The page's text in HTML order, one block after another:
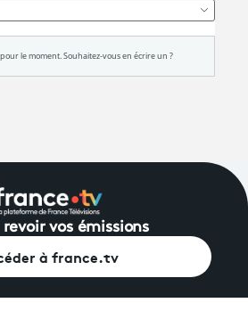
vos émissions
à france.tv